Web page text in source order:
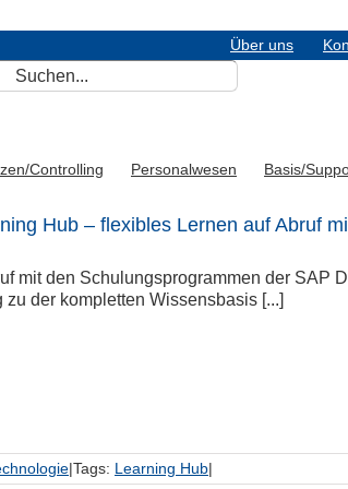
Über uns
Controlling Personalwesen Basis/
Hub – flexibles Lernen auf Abruf
mit den Schulungsprogrammen der SAP
der kompletten Wissensbasis [...]
|Tags: Learning Hub|